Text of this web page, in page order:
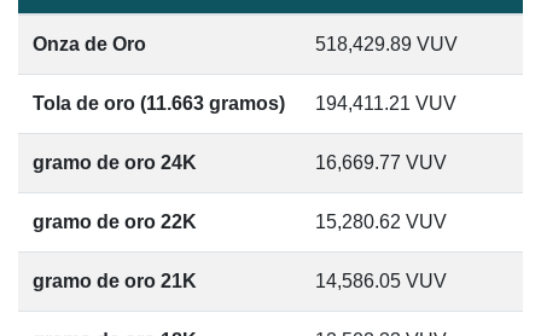
Onza de Oro 518,429.89 VUV
Tola de oro (11.663 gramos) 194,411.21 VUV
gramo de oro 24K 16,669.77 VUV
gramo de oro 22K 15,280.62 VUV
gramo de oro 21K 14,586.05 VUV